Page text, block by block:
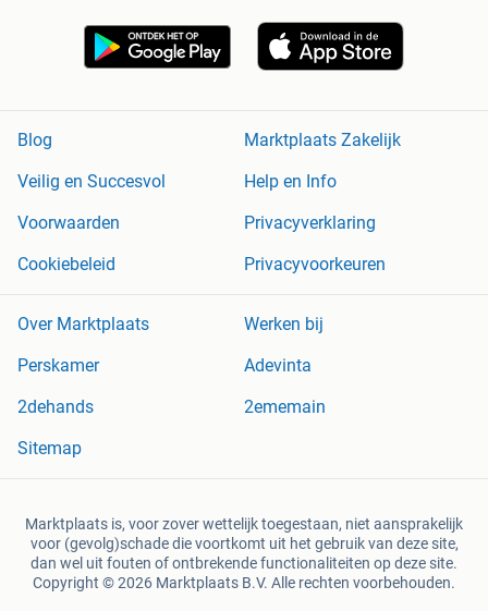
Blog
Marktplaats Zakelijk
Veilig en Succesvol
Help en Info
Voorwaarden
Privacyverklaring
Cookiebeleid
Privacyvoorkeuren
Over Marktplaats
Werken bij
Perskamer
Adevinta
2dehands
2ememain
Sitemap
Marktplaats is, voor zover wettelijk toegestaan, niet aansprakelijk
voor (gevolg)schade die voortkomt uit het gebruik van deze site,
dan wel uit fouten of ontbrekende functionaliteiten op deze site.
Copyright © 2026 Marktplaats B.V. Alle rechten voorbehouden.